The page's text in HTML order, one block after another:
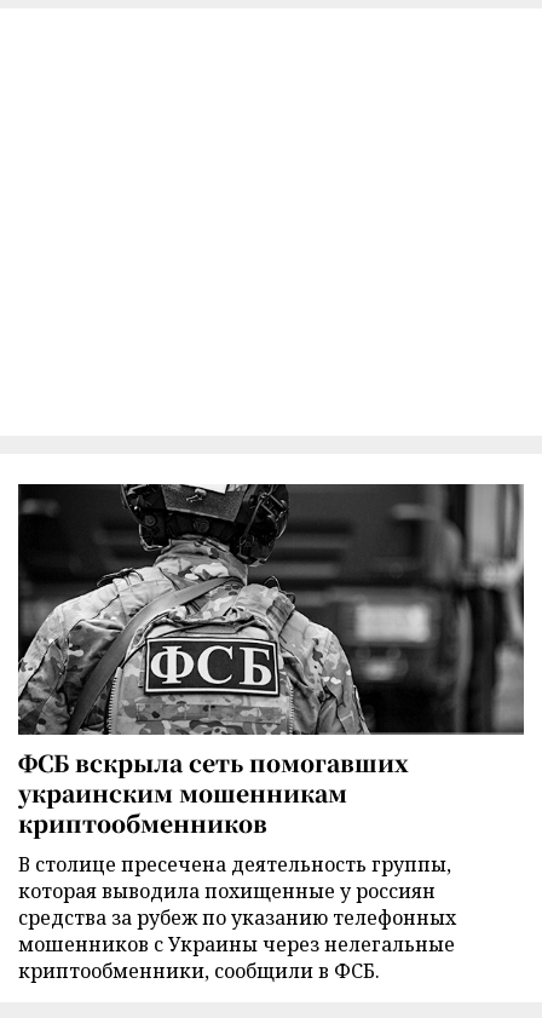
ФСБ вскрыла сеть помогавших
украинским мошенникам
криптообменников
В столице пресечена деятельность группы,
которая выводила похищенные у россиян
средства за рубеж по указанию телефонных
мошенников с Украины через нелегальные
криптообменники, сообщили в ФСБ.